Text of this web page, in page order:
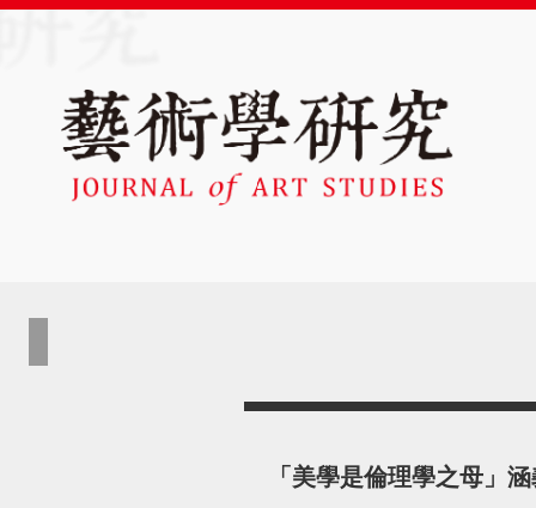
「美學是倫理學之母」